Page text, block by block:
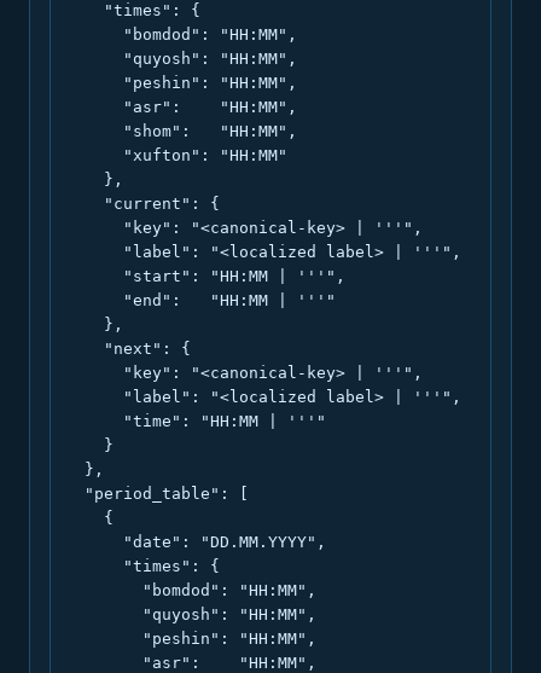
    "times": {
      "bomdod": "HH:MM",
      "quyosh": "HH:MM",
      "peshin": "HH:MM",
      "asr":    "HH:MM",
      "shom":   "HH:MM",
      "xufton": "HH:MM"
    },
    "current": {
      "key": "<canonical-key> | '''",
      "label": "<localized label> | '''",
      "start": "HH:MM | '''",
      "end":   "HH:MM | '''"
    },
    "next": {
      "key": "<canonical-key> | '''",
      "label": "<localized label> | '''",
      "time": "HH:MM | '''"
    }
  },
  "period_table": [
    {
      "date": "DD.MM.YYYY",
      "times": {
        "bomdod": "HH:MM",
        "quyosh": "HH:MM",
        "peshin": "HH:MM",
        "asr":    "HH:MM",